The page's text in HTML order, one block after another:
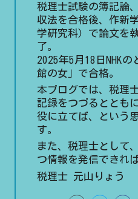
税理士試験の簿記論
収法を合格後、作新
学研究科）で論文を
了。
2025年5月18日NHK
館の女」で合格。
本ブログでは、税理
記録をつづるととも
役に立てば、という
す。
また、税理士として
つ情報を発信できれ
税理士 元山りょう